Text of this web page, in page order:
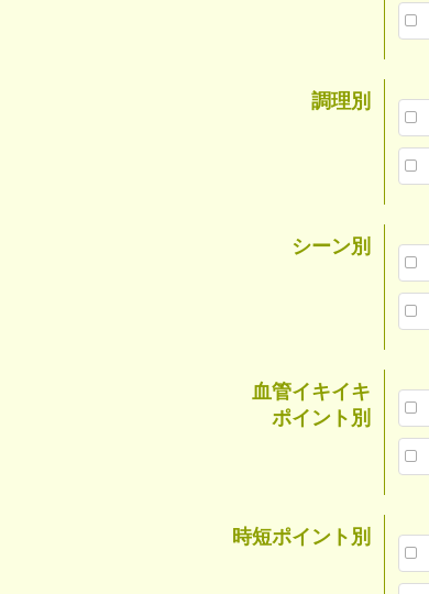
調理別
シーン別
血管イキイキ
ポイント別
時短ポイント別